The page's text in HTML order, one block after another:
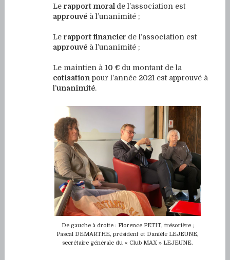
Le rapport moral de l’association est
approuvéà l’unanimité ;
Le rapport financier de l’association est
approuvéà l’unanimité ;
Le maintien à 10 € du montant de la
cotisationpour l’année 2021 est approuvé à
l’unanimité.
De gauche à droite : Florence PETIT, trésorière ;
Pascal DEMARTHE, président et Danièle LEJEUNE,
secrétaire générale du « Club MAX » LEJEUNE.